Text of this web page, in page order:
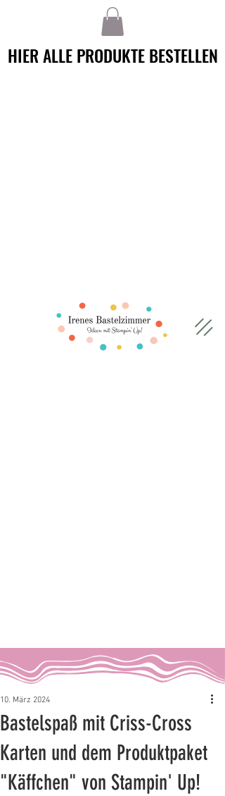
HIER ALLE PRODUKTE BESTELLEN
HIER ALLE PRODUKTE BESTELLEN
Bastelspaß mit Criss-Cross
Karten und dem Produktpaket
"Käffchen" von Stampin' Up!
10. März 2024